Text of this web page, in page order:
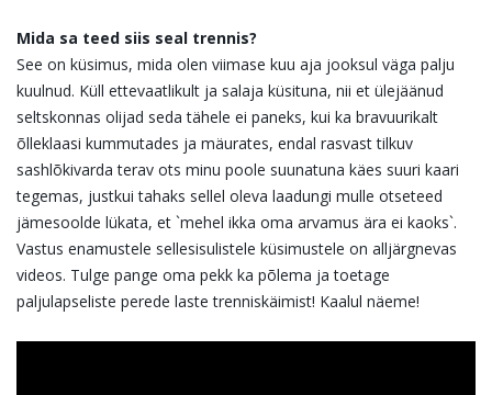
Mida sa teed siis seal trennis?
See on küsimus, mida olen viimase kuu aja jooksul väga palju
kuulnud. Küll ettevaatlikult ja salaja küsituna, nii et ülejäänud
seltskonnas olijad seda tähele ei paneks, kui ka bravuurikalt
õlleklaasi kummutades ja mäurates, endal rasvast tilkuv
sashlõkivarda terav ots minu poole suunatuna käes suuri kaari
tegemas, justkui tahaks sellel oleva laadungi mulle otseteed
jämesoolde lükata, et `mehel ikka oma arvamus ära ei kaoks`.
Vastus enamustele sellesisulistele küsimustele on alljärgnevas
videos. Tulge pange oma pekk ka põlema ja toetage
paljulapseliste perede laste trenniskäimist! Kaalul näeme!